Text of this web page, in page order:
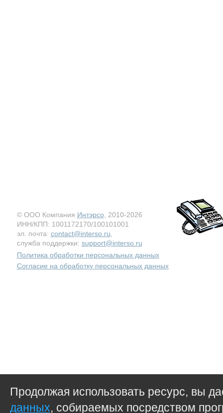
© ООО Компания Интэрсо , 2010-2026
ИНН/КПП: 1001172170/100101001
эл. почта: contact@interso.ru
служба поддержки: support@interso.ru
Политика обработки персональных данных
Согласие на обработку персональных данных
Продолжая использовать ресурс, вы
данных, собираемых посредством